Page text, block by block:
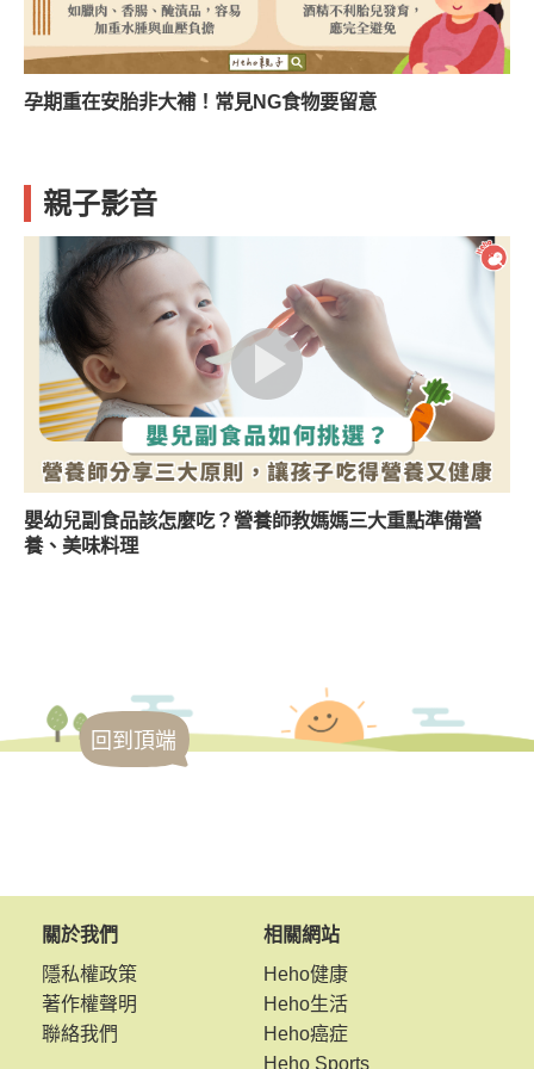
孕期重在安胎非大補！常見NG食物要留意
親子影音
嬰幼兒副食品該怎麼吃？營養師教媽媽三大重點準備營
養、美味料理
回到頂端
關於我們
隱私權政策
著作權聲明
聯絡我們
相關網站
Heho健康
Heho生活
Heho癌症
Heho Sports